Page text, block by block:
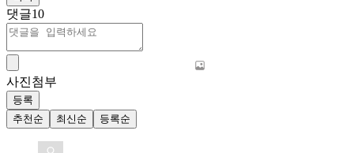
댓글10
사진첨부
등록
추천순
최신순 등록순